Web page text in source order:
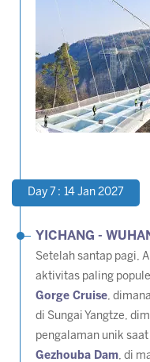
Day 7 : 14 Jan 2027
YICHANG -
Setelah santap pagi,
aktivitas paling
Gorge Cruise,
di Sungai Yangtze,
pengalaman unik
Gezhouba Dam, di